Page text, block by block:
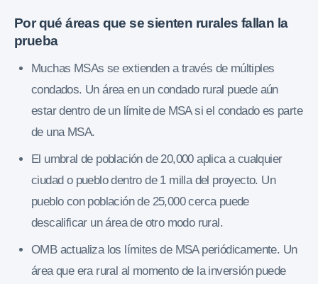
Por qué áreas que se sienten rurales fallan la
prueba
Muchas MSAs se extienden a través de múltiples
condados. Un área en un condado rural puede aún
estar dentro de un límite de MSA si el condado es parte
de una MSA.
El umbral de población de 20,000 aplica a cualquier
ciudad o pueblo dentro de 1 milla del proyecto. Un
pueblo con población de 25,000 cerca puede
descalificar un área de otro modo rural.
OMB actualiza los límites de MSA periódicamente. Un
área que era rural al momento de la inversión puede